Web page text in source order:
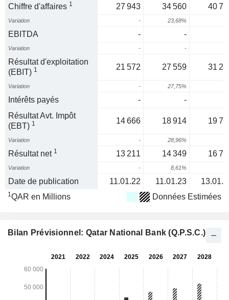
Chiffre d'affaires 1 27 943 34 560 40
Variation - 23,68%
EBITDA - -
Variation - -
Résultat d'exploitation
(EBIT) 1 21 572 27 559 31
Variation - 27,75%
Intérêts payés -
-
Résultat Avt. Impôt
(EBT) 1 14 666 18 914 19
Variation - 28,96%
Résultat net 1 13 211 14 349 16
Variation - 8,61%
Date de publication 11.01.22 11.01.23
1QAR en Millions Données Estimées
Bilan Prévisionnel: Qatar National Bank (Q.P.S.C.)